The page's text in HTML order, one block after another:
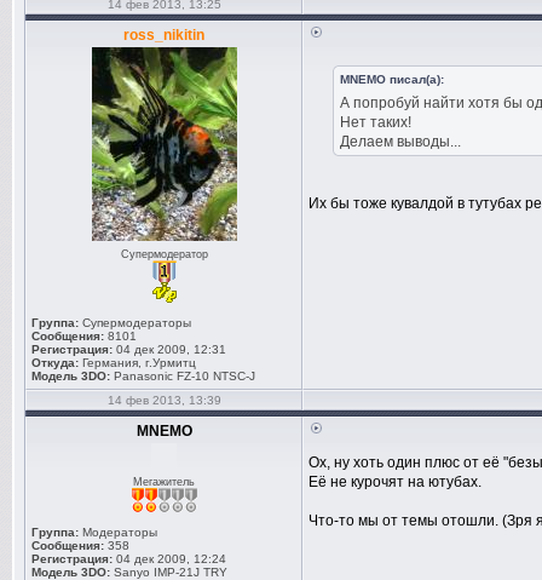
14 фев 2013, 13:25
ross_nikitin
Супермодератор
Группа: Супермодераторы
Сообщения: 8101
Регистрация: 04 дек 2009, 12:31
Откуда: Германия, г.Урмитц
Модель 3DO: Panasonic FZ-10 NTSC-J
MNEMO писал(а):
А попробуй найти хотя бы
Нет таких!
Делаем выводы...
Их бы тоже кувалдой в тутубах
14 фев 2013, 13:39
MNEMO
Мегажитель
Группа: Модераторы
Сообщения: 358
Регистрация: 04 дек 2009, 12:24
Модель 3DO: Sanyo IMP-21J TRY
Ох, ну хоть один плюс от её
Её не курочят на ютубах.
Что-то мы от темы отошли. (Зря